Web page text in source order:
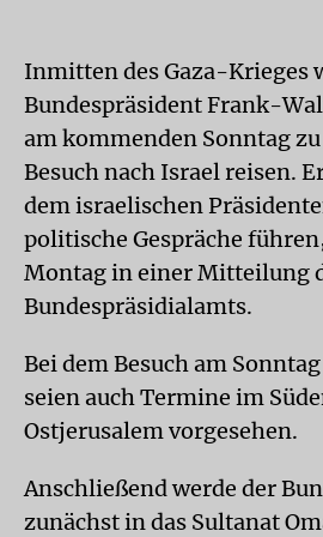
Inmitten des Gaza-Krieges
Bundespräsident Frank-
am kommenden Sonntag
Besuch nach Israel reisen.
dem israelischen
politische Gespräche
Montag in einer Mitteilung
Bundespräsidialamts.
Bei dem Besuch am
seien auch Termine im
Ostjerusalem vorgesehen.
Anschließend werde der
zunächst in das Sultanat